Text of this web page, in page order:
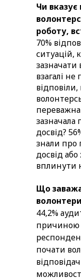
Чи
роботу,
70%
ситуацій,
зазначати
взагалі
переважна
зазначала
досвід?
знали про
досвід
вплинути
Що
44,2%
причиною
почати